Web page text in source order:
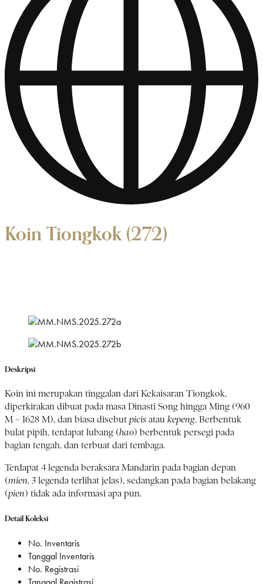
Koin Tiongkok (272)
Deskripsi
Koin ini merupakan tinggalan dari Kekaisaran Tiongkok,
diperkirakan dibuat pada masa Dinasti Song hingga Ming (960
M – 1628 M), dan biasa disebut picis atau kepeng. Berbentuk
bulat pipih, terdapat lubang (hao) berbentuk persegi pada
bagian tengah, dan terbuat dari tembaga.
Terdapat 4 legenda beraksara Mandarin pada bagian depan
(mien, 3 legenda terlihat jelas), sedangkan pada bagian belakang
(pien) tidak ada informasi apa pun.
Detail Koleksi
No. Inventaris
Tanggal Inventaris
No. Registrasi
Tanggal Registrasi